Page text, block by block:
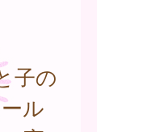
子の
ル